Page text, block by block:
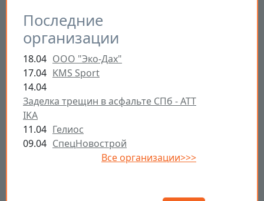
Последние
организации
18.04 ООО "Эко-Дах"
17.04 KMS Sport
14.04
Заделка трещин в асфальте СПб - ATT
IKA
11.04 Гелиос
09.04 СпецНовострой
Все организации>>>